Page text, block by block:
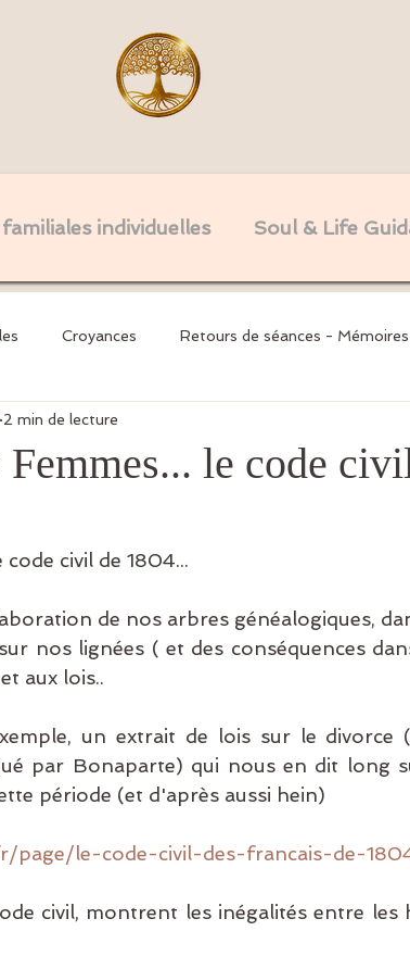
individuelles Soul & Life
Croyances Retours de séances - Mémoires
le code
2 min de lecture
code civil de 1804...
de nos arbres généalogiques,
nos lignées ( et des conséquences
aux lois..
un extrait de lois sur le divorce
par Bonaparte) qui nous en dit long
période (et d'après aussi hein)
page/le-code-civil-des-francais-de-
civil, montrent les inégalités entre les